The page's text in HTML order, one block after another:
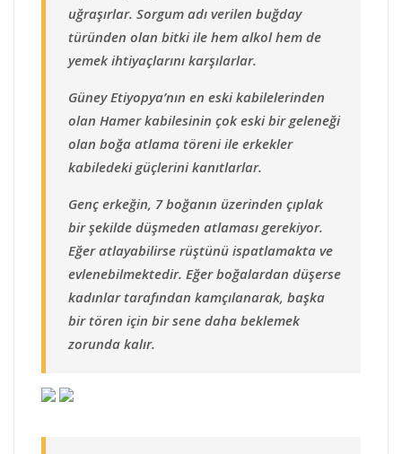
uğraşırlar. Sorgum adı verilen buğday
türünden olan bitki ile hem alkol hem de
yemek ihtiyaçlarını karşılarlar.
Güney Etiyopya’nın en eski kabilelerinden
olan Hamer kabilesinin çok eski bir geleneği
olan boğa atlama töreni ile erkekler
kabiledeki güçlerini kanıtlarlar.
Genç erkeğin, 7 boğanın üzerinden çıplak
bir şekilde düşmeden atlaması gerekiyor.
Eğer atlayabilirse rüştünü ispatlamakta ve
evlenebilmektedir. Eğer boğalardan düşerse
kadınlar tarafından kamçılanarak, başka
bir tören için bir sene daha beklemek
zorunda kalır.